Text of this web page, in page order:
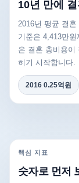
10년 만에
2016년 평균 결
기준은 4,413만
은 결혼 총비용이
히기 시작합니다.
2016 0.25억원
핵심 지표
숫자로 먼저